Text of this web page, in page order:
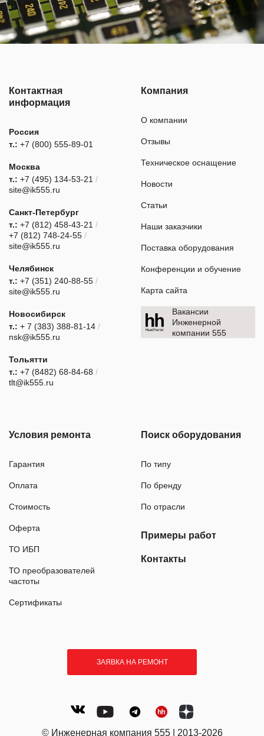
Контактная
информация
Россия
т.: +7 (800) 555-89-01
Москва
т.: +7 (495) 134-53-21 /
site@ik555.ru
Санкт-Петербург
т.: +7 (812) 458-43-21 /
+7 (812) 748-24-55 /
site@ik555.ru
Челябинск
т.: +7 (351) 240-88-55 /
site@ik555.ru
Новосибирск
т.: + 7 (383) 388-81-14 /
nsk@ik555.ru
Тольятти
т.: +7 (8482) 68-84-68 /
tlt@ik555.ru
Компания
О компании
Отзывы
Техническое оснащение
Новости
Статьи
Наши заказчики
Поставка оборудования
Конференции и обучение
Карта сайта
Вакансии
Инженерной
компании 555
Условия ремонта
Гарантия
Оплата
Стоимость
Оферта
ТО ИБП
ТО преобразователей
частоты
Сертификаты
Поиск оборудования
По типу
По бренду
По отрасли
Примеры работ
Контакты
ЗАЯВКА НА РЕМОНТ
© Инженерная компания 555 | 2013-2026